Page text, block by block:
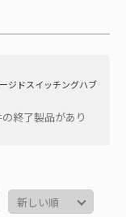
ジドスイッチングハブ
の終了製品があり